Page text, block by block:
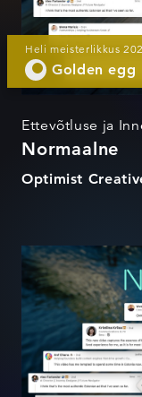
Heli meisterlikkus
Golden egg
Ettevõtluse ja
Normaalne
Optimist